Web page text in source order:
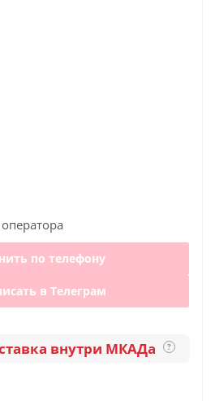
по телефону
в Телеграм
внутри МКАДа ?